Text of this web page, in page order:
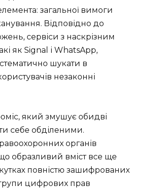
загальної вимоги
Відповідно до
сервіси з наскрізним
як Signal і WhatsApp,
шукати в
незаконні
який змушує обидві
себе обділеними.
органів
образливий вміст все ще
повністю зашифрованих
групи цифрових прав